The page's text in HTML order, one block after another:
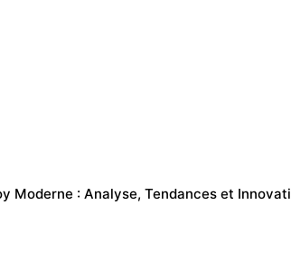
Moderne : Analyse, Tendances et